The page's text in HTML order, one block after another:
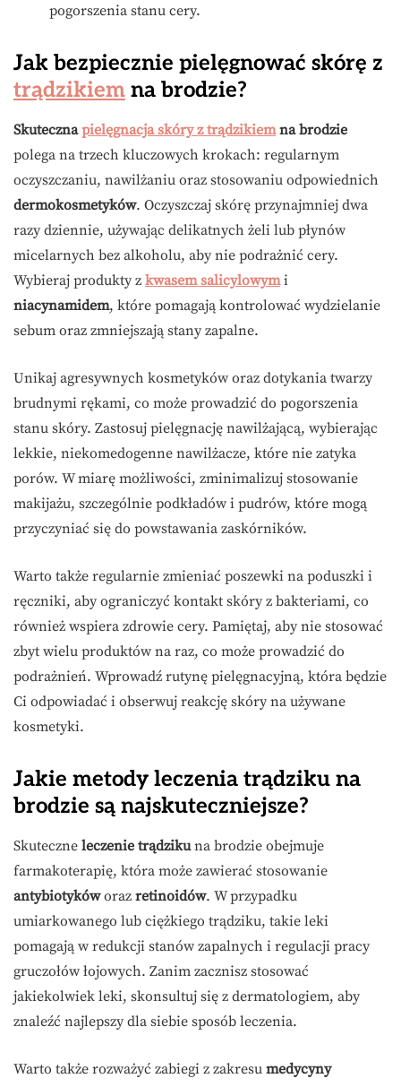
pogorszenia stanu cery.
Jak bezpiecznie pielęgnować skórę z
trądzikiem na brodzie?
Skutecznapielęgnacja skóry z trądzikiemna brodzie
polega na trzech kluczowych krokach: regularnym
oczyszczaniu, nawilżaniu oraz stosowaniu odpowiednich
dermokosmetyków. Oczyszczaj skórę przynajmniej dwa
razy dziennie, używając delikatnych żeli lub płynów
micelarnych bez alkoholu, aby nie podrażnić cery.
Wybieraj produkty z kwasem salicylowymi
niacynamidem, które pomagają kontrolować wydzielanie
sebum oraz zmniejszają stany zapalne.
Unikaj agresywnych kosmetyków oraz dotykania twarzy
brudnymi rękami, co może prowadzić do pogorszenia
stanu skóry. Zastosuj pielęgnację nawilżającą, wybierając
lekkie, niekomedogenne nawilżacze, które nie zatyka
porów. W miarę możliwości, zminimalizuj stosowanie
makijażu, szczególnie podkładów i pudrów, które mogą
przyczyniać się do powstawania zaskórników.
Warto także regularnie zmieniać poszewki na poduszki i
ręczniki, aby ograniczyć kontakt skóry z bakteriami, co
również wspiera zdrowie cery. Pamiętaj, aby nie stosować
zbyt wielu produktów na raz, co może prowadzić do
podrażnień. Wprowadź rutynę pielęgnacyjną, która będzie
Ci odpowiadać i obserwuj reakcję skóry na używane
kosmetyki.
Jakie metody leczenia trądziku na
brodzie są najskuteczniejsze?
Skuteczne leczenie trądzikuna brodzie obejmuje
farmakoterapię, która może zawierać stosowanie
antybiotykóworaz retinoidów. W przypadku
umiarkowanego lub ciężkiego trądziku, takie leki
pomagają w redukcji stanów zapalnych i regulacji pracy
gruczołów łojowych. Zanim zacznisz stosować
jakiekolwiek leki, skonsultuj się z dermatologiem, aby
znaleźć najlepszy dla siebie sposób leczenia.
Warto także rozważyć zabiegi z zakresu medycyny